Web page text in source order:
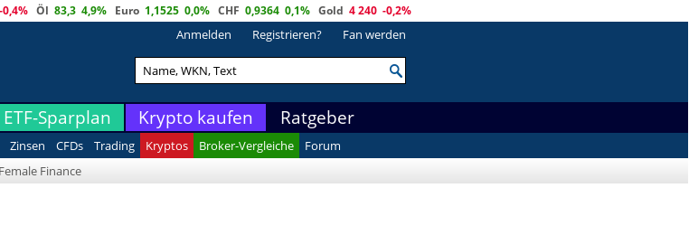
-0,4% Öl 83,3 4,9% Euro 1,1525 0,0% CHF 0,9364 0,1% Gold 4 240 -0,2%
Anmelden Registrieren? Fan werden
ETF-Sparplan Krypto kaufen Ratgeber
Zinsen CFDs Trading Kryptos Broker-Vergleiche
Forum
Female Finance